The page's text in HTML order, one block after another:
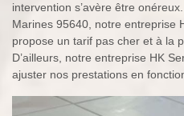
intervention s’avère être
Marines 95640, notre entreprise
propose un tarif pas cher et à la
D’ailleurs, notre entreprise HK
ajuster nos prestations en